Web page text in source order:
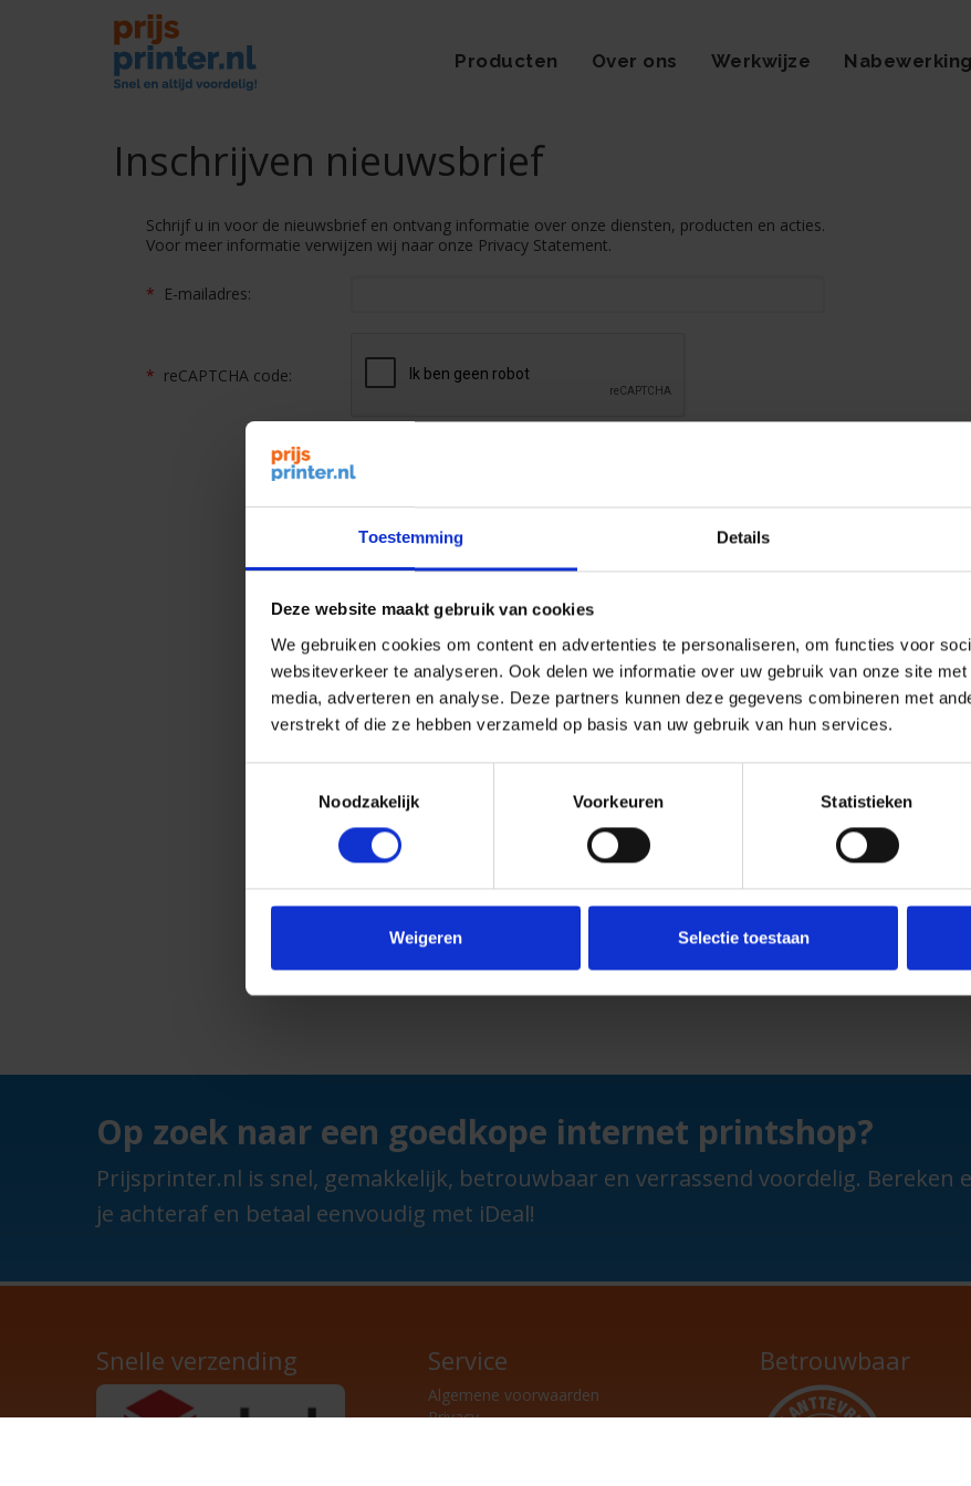
Toestemming Details
Deze website maakt gebruik van cookies
We gebruiken cookies om content en advertenties te personaliseren, om functies voor
websiteverkeer te analyseren. Ook delen we informatie over uw gebruik van onze site
media, adverteren en analyse. Deze partners kunnen deze gegevens combineren met
verstrekt of die ze hebben verzameld op basis van uw gebruik van hun services.
Noodzakelijk
Voorkeuren Statistieken
Weigeren Selectie toestaan
Producten Over ons Werkwijze Nabewerking
Inschrijven nieuwsbrief
Schrijf u in voor de nieuwsbrief en ontvang informatie over onze diensten, producten en acties.
Voor meer informatie verwijzen wij naar onze Privacy Statement.
* E-mailadres:
* reCAPTCHA code:
Op zoek naar een goedkope internet printshop?
Prijsprinter.nl is snel, gemakkelijk, betrouwbaar en verrassend voordelig. Bereken
je achteraf en betaal eenvoudig met iDeal!
Snelle verzending Service
Algemene voorwaarden
Privacy
Betrouwbaar